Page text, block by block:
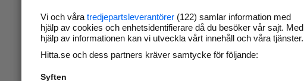
Vi och våra tredjepartsleverantörer (122) samlar information med
hjälp av cookies och enhetsidentifierare då du besöker vår sajt. Med
hjälp av informationen kan vi utveckla vårt innehåll och våra tjänster.
Hitta.se och dess partners kräver samtycke för följande:
Syften